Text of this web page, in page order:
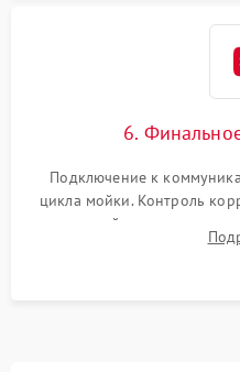
6.
Подключение к
цикла мойки. Контроль
до нужной температуры,
штатного слива и